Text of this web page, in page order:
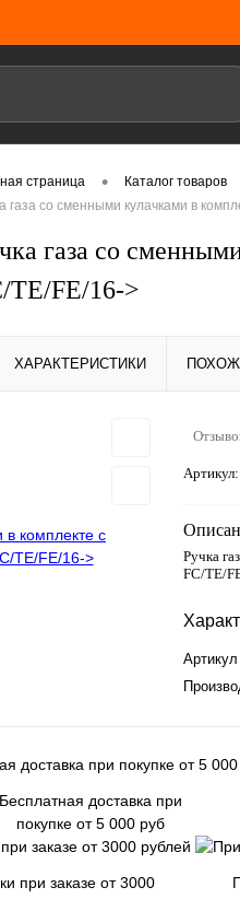
страница • Каталог товаров
газа со сменными кулачками в
газа со
TE/FE/16->
ХАРАКТЕРИСТИКИ
Артикул:
Ручка
FC/TE/
Артикул
Бесплатная доставка при
покупке от 5 000 руб
при заказе от 3000